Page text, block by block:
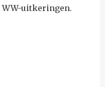
WW-uitkeringen.